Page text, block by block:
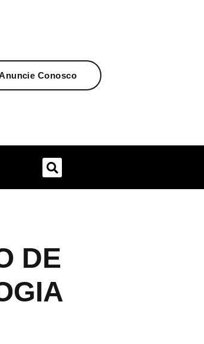
Conosco
DE